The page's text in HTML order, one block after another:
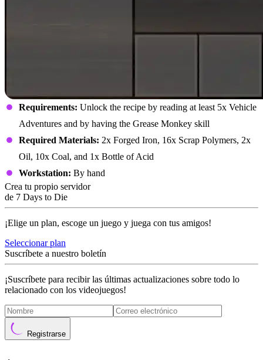
Requirements: Unlock the recipe by reading at least 5x Vehicle
Adventures and by having the Grease Monkey skill
Required Materials: 2x Forged Iron, 16x Scrap Polymers, 2x
Oil, 10x Coal, and 1x Bottle of Acid
Workstation: By hand
Crea tu propio servidor
de 7 Days to Die
¡Elige un plan, escoge un juego y juega con tus amigos!
Seleccionar plan
Suscríbete a nuestro boletín
¡Suscríbete para recibir las últimas actualizaciones sobre todo lo
relacionado con los videojuegos!
Registrarse